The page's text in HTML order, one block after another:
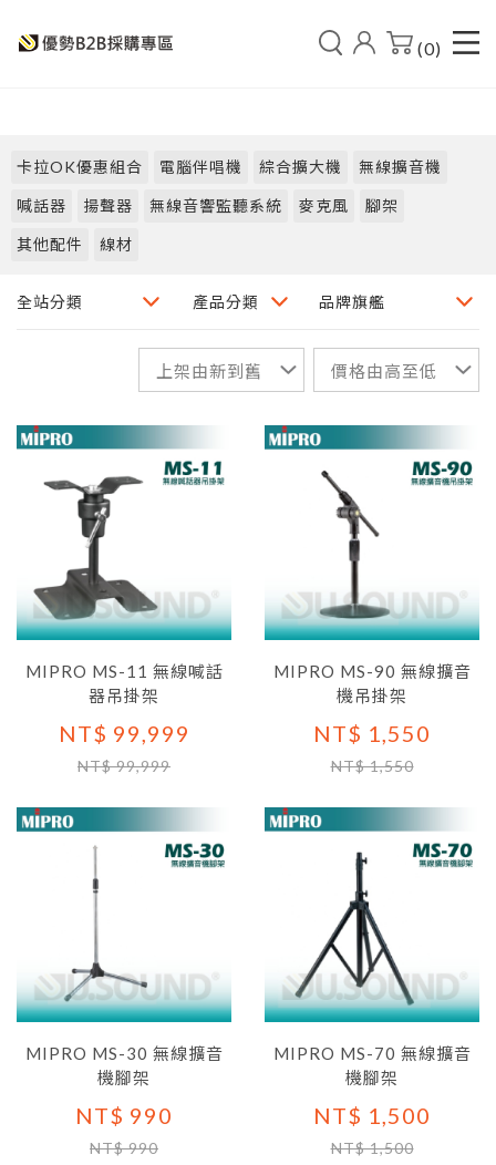
(0)
卡拉OK優惠組合 電腦伴唱機 綜合擴大機 無線擴音機
喊話器 揚聲器 無線音響監聽系統 麥克風 腳架
其他配件 線材
MIPRO MS-11 無線喊話
器吊掛架
NT$ 99,999
NT$ 99,999
MIPRO MS-90 無線擴音
機吊掛架
NT$ 1,550
NT$ 1,550
MIPRO MS-30 無線擴音
機腳架
NT$ 990
NT$ 990
MIPRO MS-70 無線擴音
機腳架
NT$ 1,500
NT$ 1,500